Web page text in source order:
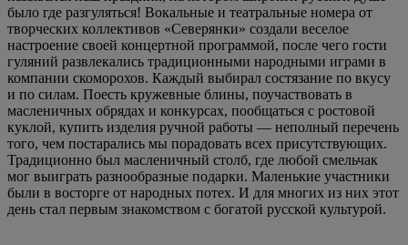
было где разгуляться! Вокальные и театральные номера от
творческих коллективов «Северянки» создали веселое
настроение своей концертной программой, после чего гости
гуляний развлекались традиционными народными играми в
компании скоморохов. Каждый выбирал состязание по вкусу
и по силам. Поесть кружевные блины, поучаствовать в
масленичных обрядах и конкурсах, пообщаться с ростовой
куклой, купить изделия ручной работы — неполный перечень
того, чем постарались мы порадовать всех присутствующих.
Традиционно был масленичный столб, где любой смельчак
мог выиграть разнообразные подарки. Маленькие участники
были в восторге от народных потех. И для многих из них этот
день стал первым знакомством с богатой русской культурой.